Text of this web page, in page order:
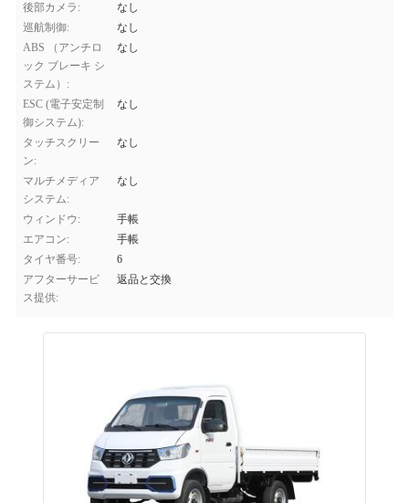
後部カメラ:
なし
巡航制御:
なし
ABS （アンチロ
ック ブレーキ シ
ステム）:
なし
ESC (電子安定制
御システム):
なし
タッチスクリー
ン:
なし
マルチメディア
システム:
なし
ウィンドウ:
手帳
エアコン:
手帳
タイヤ番号:
6
アフターサービ
ス提供:
返品と交換